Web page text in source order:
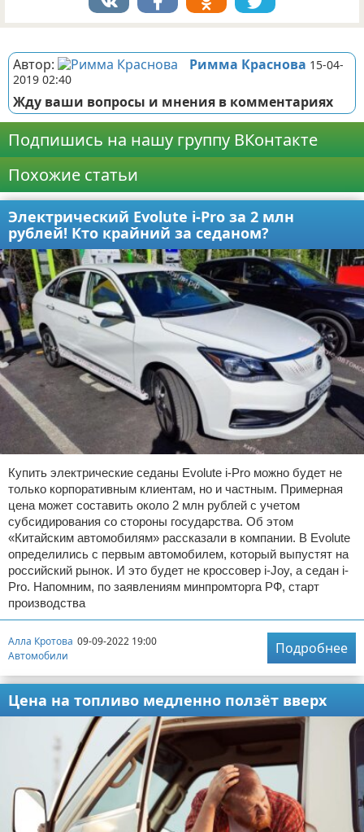
Автор: Римма Краснова 15-04-
2019 02:40
Жду ваши вопросы и мнения в комментариях
Подпишись на нашу группу ВКонтакте
Похожие статьи
Электрический Evolute i-Pro за 2 млн
рублей! Кто крайний за седаном?
Купить электрические седаны Evolute i-Pro можно будет не
только корпоративным клиентам, но и частным. Примерная
цена может составить около 2 млн рублей с учетом
субсидирования со стороны государства. Об этом
«Китайским автомобилям» рассказали в компании. В Evolute
определились с первым автомобилем, который выпустят на
российский рынок. И это будет не кроссовер i-Joy, а седан i-
Pro. Напомним, по заявлениям минпромторга РФ, старт
производства
Алла Кротова 09-09-2022 19:00
Автомобили
Подробнее
Цена на топливо медленно ползёт вверх